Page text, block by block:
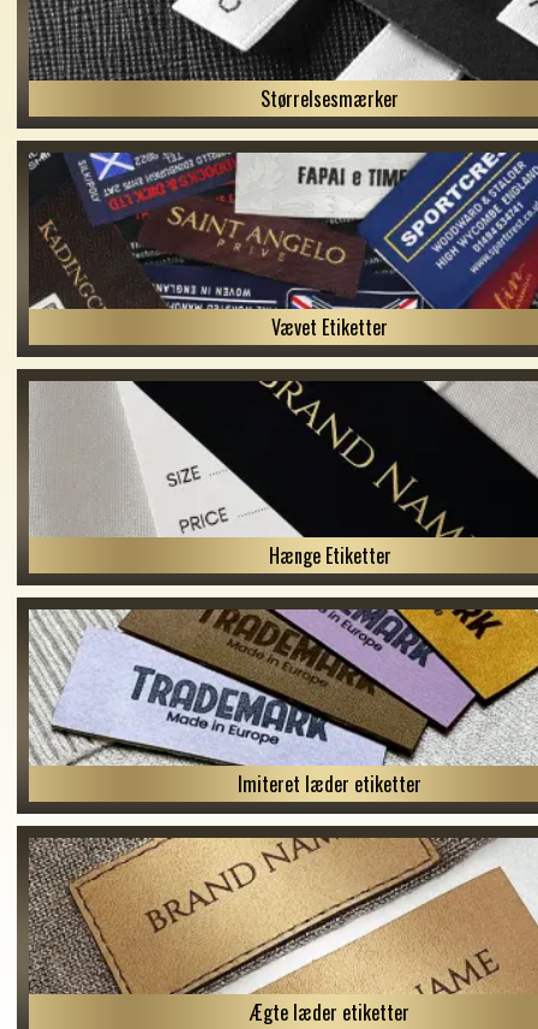
Størrelsesmærker
Vævet Etiketter
Hænge Etiketter
Imiteret læder etiketter
Ægte læder etiketter